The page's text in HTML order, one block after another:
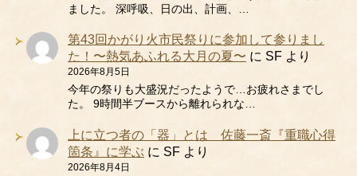
ました。 深呼吸、日の出、計画、…
第43回かがり火市民祭りに参加して参りまし
た！〜熱気あふれる大月の夏〜 に SF より
2026年8月5日
今年の祭りも大盛況だったようで…お疲れさまでし
た。 9時間半ブースから離れられな…
上に立つ者の「器」とは 佐藤一斎『重職心得
箇条』に学ぶ に SF より
2026年8月4日